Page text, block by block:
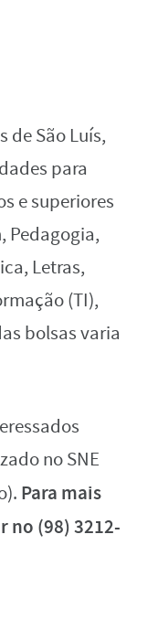
de São Luís,
para
e superiores
Pedagogia,
Letras,
(TI),
bolsas varia
no SNE
Para mais
no (98) 3212-